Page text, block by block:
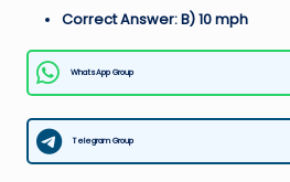
Correct Answer: B) 10 mph
WhatsApp Group
Telegram Group